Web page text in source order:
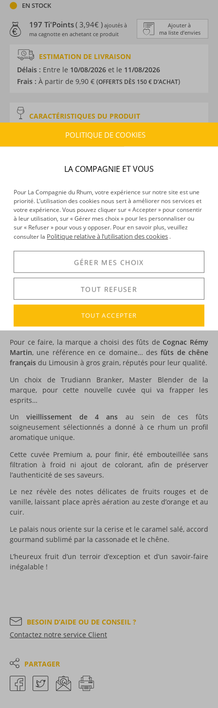
EN STOCK
Ajouter à
ma liste d’envies
197 Ti'Points( 3,94€ ) ajoutés à
ma cagnotte en achetant ce produit
ESTIMATION DE LIVRAISON
Délais : Entre le 10/08/2026 et le 11/08/2026
Frais : À partir de 9,90 € (OFFERTS DÈS 150 € D’ACHAT)
CARACTÉRISTIQUES DU PRODUIT
Environnement de vieillissement :Tropical
Degré :
Edition :limitée à 6276 bouteilles
DÉCOUVERTE
Voir tous les produits :Mount Gay
DESCRIPTION
Voici le tout premier rhumMount Gay
Cognac !
Pour ce faire, la marque a choisi des fûts de Cognac Rémy
Martin, une référence en ce domaine… desfûts de chêne
français du Limousin à gros grain, réputés pour leur qualité.
Un choix de Trudiann Branker, Master Blender de la
marque, pour cette nouvelle cuvée qui va frapper les
esprits…
Unvieillissement de 4 ans au sein de ces fûts
soigneusement sélectionnés a donné à ce rhum un profil
aromatique unique.
Cette cuvée Premium a, pour finir, été embouteillée sans
filtration à froid ni ajout de colorant, afin de préserver
l’authenticité de ses saveurs.
Le nez révèle des notes délicates de fruits rouges et de
vanille, laissant place après aération au zeste d’orange et au
cuir.
Le palais nous oriente sur la cerise et le caramel salé, accord
gourmand sublimé par la cassonade et le chêne.
L’heureux fruit d’un terroir d’exception et d’un savoir-faire
inégalable !
BESOIN D’AIDE OU DE CONSEIL ?
Contactez notre service Client
PARTAGER
POLITIQUE DE COOKIES
LA COMPAGNIE ET VOUS
Pour La Compagnie du Rhum, votre expérience sur notre site est une
priorité. L’utilisation des cookies nous sert à améliorer nos services et
votre expérience. Vous pouvez cliquer sur « Accepter » pour consentir
à leur utilisation, sur « Gérer mes choix » pour les personnaliser ou
sur « Refuser » pour vous y opposer. Pour en savoir plus, veuillez
consulter la Politique relative à l’utilisation des cookies .
GÉRER MES CHOIX
TOUT REFUSER
TOUT ACCEPTER